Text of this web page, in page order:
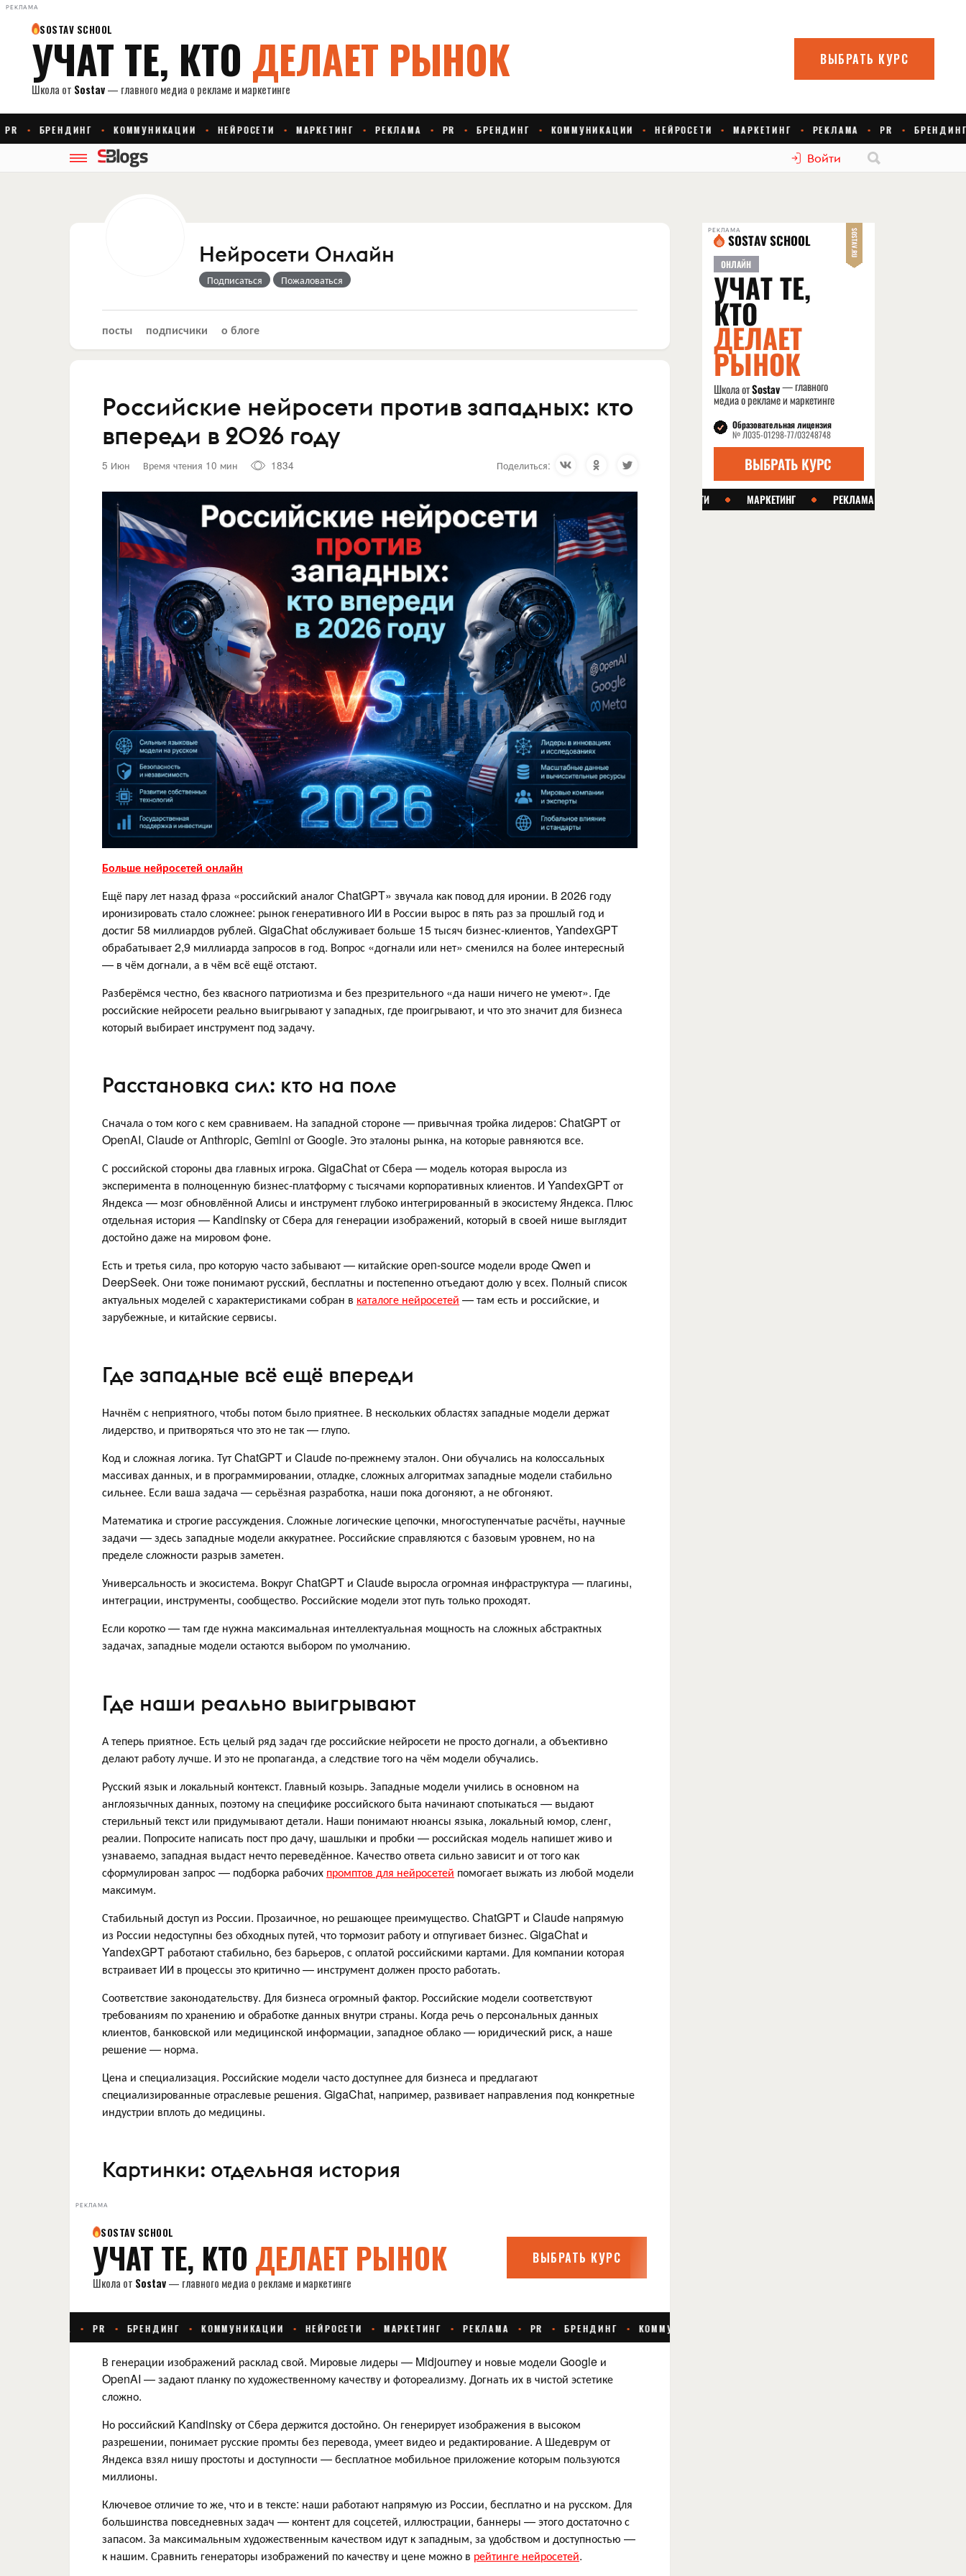
РЕКЛАМА
Войти
Нейросети Онлайн
Подписаться Пожаловаться
посты подписчики о блоге
Российские нейросети против западных: кто
впереди в 2026 году
5 Июн Время чтения 10 мин 1834 Поделиться:
Больше нейросетей онлайн
Ещё пару лет назад фраза «российский аналог ChatGPT» звучала как повод для иронии. В 2026 году
иронизировать стало сложнее: рынок генеративного ИИ в России вырос в пять раз за прошлый год и
достиг 58 миллиардов рублей. GigaChat обслуживает больше 15 тысяч бизнес-клиентов, YandexGPT
обрабатывает 2,9 миллиарда запросов в год. Вопрос «догнали или нет» сменился на более интересный
— в чём догнали, а в чём всё ещё отстают.
Разберёмся честно, без квасного патриотизма и без презрительного «да наши ничего не умеют». Где
российские нейросети реально выигрывают у западных, где проигрывают, и что это значит для бизнеса
который выбирает инструмент под задачу.
Расстановка сил: кто на поле
Сначала о том кого с кем сравниваем. На западной стороне — привычная тройка лидеров: ChatGPT от
OpenAI, Claude от Anthropic, Gemini от Google. Это эталоны рынка, на которые равняются все.
С российской стороны два главных игрока. GigaChat от Сбера — модель которая выросла из
эксперимента в полноценную бизнес-платформу с тысячами корпоративных клиентов. И YandexGPT от
Яндекса — мозг обновлённой Алисы и инструмент глубоко интегрированный в экосистему Яндекса. Плюс
отдельная история — Kandinsky от Сбера для генерации изображений, который в своей нише выглядит
достойно даже на мировом фоне.
Есть и третья сила, про которую часто забывают — китайские open-source модели вроде Qwen и
DeepSeek. Они тоже понимают русский, бесплатны и постепенно отъедают долю у всех. Полный список
актуальных моделей с характеристиками собран в каталоге нейросетей — там есть и российские, и
зарубежные, и китайские сервисы.
Где западные всё ещё впереди
Начнём с неприятного, чтобы потом было приятнее. В нескольких областях западные модели держат
лидерство, и притворяться что это не так — глупо.
Код и сложная логика. Тут ChatGPT и Claude по-прежнему эталон. Они обучались на колоссальных
массивах данных, и в программировании, отладке, сложных алгоритмах западные модели стабильно
сильнее. Если ваша задача — серьёзная разработка, наши пока догоняют, а не обгоняют.
Математика и строгие рассуждения. Сложные логические цепочки, многоступенчатые расчёты, научные
задачи — здесь западные модели аккуратнее. Российские справляются с базовым уровнем, но на
пределе сложности разрыв заметен.
Универсальность и экосистема. Вокруг ChatGPT и Claude выросла огромная инфраструктура — плагины,
интеграции, инструменты, сообщество. Российские модели этот путь только проходят.
Если коротко — там где нужна максимальная интеллектуальная мощность на сложных абстрактных
задачах, западные модели остаются выбором по умолчанию.
Где наши реально выигрывают
А теперь приятное. Есть целый ряд задач где российские нейросети не просто догнали, а объективно
делают работу лучше. И это не пропаганда, а следствие того на чём модели обучались.
Русский язык и локальный контекст. Главный козырь. Западные модели учились в основном на
англоязычных данных, поэтому на специфике российского быта начинают спотыкаться — выдают
стерильный текст или придумывают детали. Наши понимают нюансы языка, локальный юмор, сленг,
реалии. Попросите написать пост про дачу, шашлыки и пробки — российская модель напишет живо и
узнаваемо, западная выдаст нечто переведённое. Качество ответа сильно зависит и от того как
сформулирован запрос — подборка рабочих промптов для нейросетей помогает выжать из любой модели
максимум.
Стабильный доступ из России. Прозаичное, но решающее преимущество. ChatGPT и Claude напрямую
из России недоступны без обходных путей, что тормозит работу и отпугивает бизнес. GigaChat и
YandexGPT работают стабильно, без барьеров, с оплатой российскими картами. Для компании которая
встраивает ИИ в процессы это критично — инструмент должен просто работать.
Соответствие законодательству. Для бизнеса огромный фактор. Российские модели соответствуют
требованиям по хранению и обработке данных внутри страны. Когда речь о персональных данных
клиентов, банковской или медицинской информации, западное облако — юридический риск, а наше
решение — норма.
Цена и специализация. Российские модели часто доступнее для бизнеса и предлагают
специализированные отраслевые решения. GigaChat, например, развивает направления под конкретные
индустрии вплоть до медицины.
Картинки: отдельная история
РЕКЛАМА
В генерации изображений расклад свой. Мировые лидеры — Midjourney и новые модели Google и
OpenAI — задают планку по художественному качеству и фотореализму. Догнать их в чистой эстетике
сложно.
Но российский Kandinsky от Сбера держится достойно. Он генерирует изображения в высоком
разрешении, понимает русские промты без перевода, умеет видео и редактирование. А Шедеврум от
Яндекса взял нишу простоты и доступности — бесплатное мобильное приложение которым пользуются
миллионы.
Ключевое отличие то же, что и в тексте: наши работают напрямую из России, бесплатно и на русском. Для
большинства повседневных задач — контент для соцсетей, иллюстрации, баннеры — этого достаточно с
запасом. За максимальным художественным качеством идут к западным, за удобством и доступностью —
к нашим. Сравнить генераторы изображений по качеству и цене можно в рейтинге нейросетей.
РЕКЛАМА